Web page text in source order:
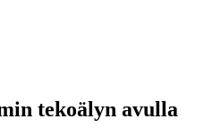
tekoälyn avulla